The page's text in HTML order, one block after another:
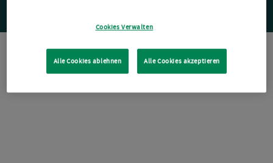
Cookies Verwalten
Alle Cookies ablehnen Alle Cookies akzeptieren